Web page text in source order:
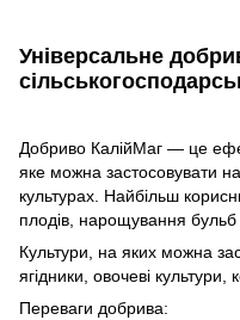
Універсальне
Добриво КалійМаг — це
яке можна застосовувати на
культурах. Найбільш
плодів, нарощування бульб
Культури, на яких можна
ягідники, овочеві культури,
Переваги добрива: